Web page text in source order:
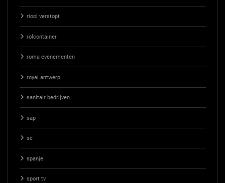
riool verstopt
rolcontainer
roma evenementen
royal antwerp
sanitair bedrijven
sap
sc
spanje
sport tv